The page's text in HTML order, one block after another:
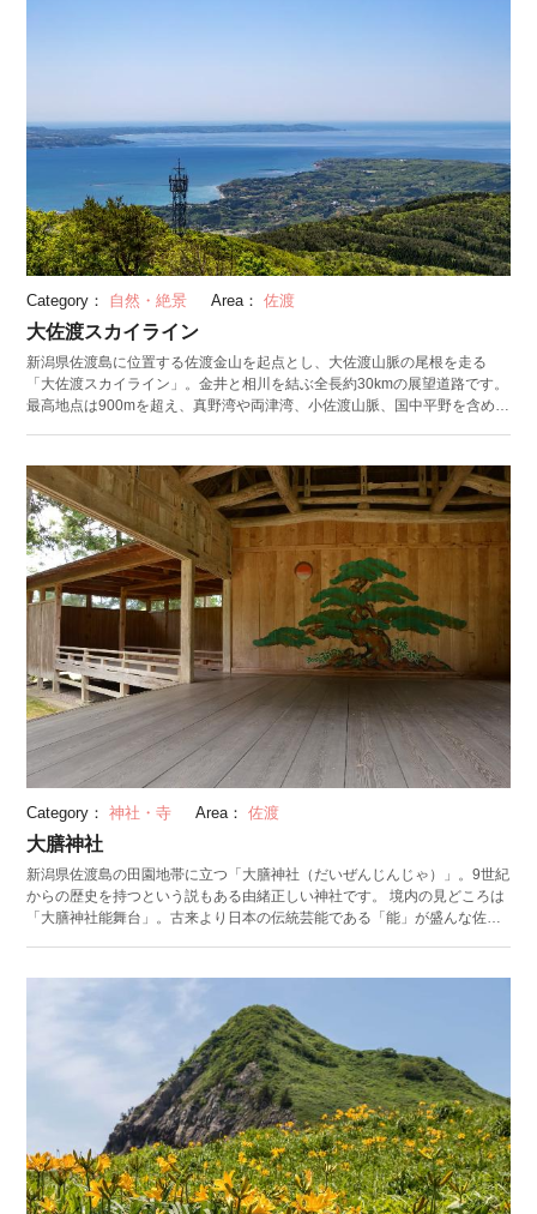
Category： 自然・絶景 Area： 佐渡
大佐渡スカイライン
新潟県佐渡島に位置する佐渡金山を起点とし、大佐渡山脈の尾根を走る
「大佐渡スカイライン」。金井と相川を結ぶ全長約30kmの展望道路です。
最高地点は900mを超え、真野湾や両津湾、小佐渡山脈、国中平野を含め、
高850m付近には、展望台や売店、食堂がある交流センター「白雲台」が。
夜には、展望台から佐渡市の夜景と星空を楽しめます。売店では、佐渡特
産品を購入でき、食堂では佐渡の食材を使用した料理を味わえます。
Category： 神社・寺 Area： 佐渡
大膳神社
新潟県佐渡島の田園地帯に立つ「大膳神社（だいぜんじんじゃ）」。9世紀
からの歴史を持つという説もある由緒正しい神社です。 境内の見どころは
「大膳神社能舞台」。古来より日本の伝統芸能である「能」が盛んな佐渡
が描かれる鏡板（かがみいた）ですが、大膳神社の能舞台には日輪（太
陽）も描かれているとして珍しく、数ある舞台の中でも非常に貴重な建物
です。 毎年4月18日には「奉納能（ほうのうのう）」と呼ばれる定例能が
奉納され、6月には、夜間にかがり火を焚いて行う「薪能（たきぎのう）」
と伝統喜劇の「鷺龍狂言（さぎりゅうきょうげん）」が上演されます。